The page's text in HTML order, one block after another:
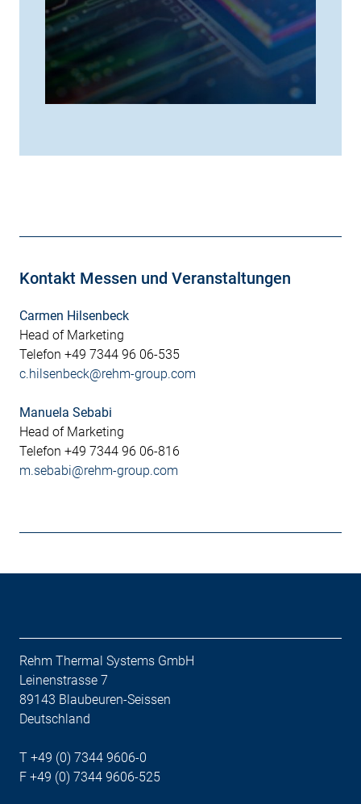
Kontakt Messen und Veranstaltungen
Carmen Hilsenbeck
Head of Marketing
Telefon +49 7344 96 06-535
c.hilsenbeck@rehm-group.com
Manuela Sebabi
Head of Marketing
Telefon +49 7344 96 06-816
m.sebabi@rehm-group.com
Rehm Thermal Systems GmbH
Leinenstrasse 7
89143 Blaubeuren-Seissen
Deutschland
T +49 (0) 7344 9606-0
F +49 (0) 7344 9606-525